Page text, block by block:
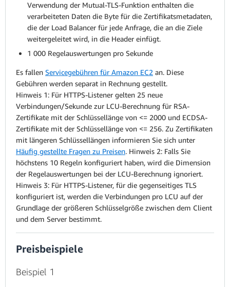
Verwendung der Mutual-TLS-Funktion enthalten die
verarbeiteten Daten die Byte für die Zertifikatsmetadaten,
die der Load Balancer für jede Anfrage, die an die Ziele
weitergeleitet wird, in die Header einfügt.
1 000 Regelauswertungen pro Sekunde
Es fallen Servicegebühren für Amazon EC2 an. Diese
Gebühren werden separat in Rechnung gestellt.
Hinweis 1: Für HTTPS-Listener gelten 25 neue
Verbindungen/Sekunde zur LCU-Berechnung für RSA-
Zertifikate mit der Schlüssellänge von <= 2000 und ECDSA-
Zertifikate mit der Schlüssellänge von <= 256. Zu Zertifikaten
mit längeren Schlüssellängen informieren Sie sich unter
Häufig gestellte Fragen zu Preisen. Hinweis 2: Falls Sie
höchstens 10 Regeln konfiguriert haben, wird die Dimension
der Regelauswertungen bei der LCU-Berechnung ignoriert.
Hinweis 3: Für HTTPS-Listener, für die gegenseitiges TLS
konfiguriert ist, werden die Verbindungen pro LCU auf der
Grundlage der größeren Schlüsselgröße zwischen dem Client
und dem Server bestimmt.
Preisbeispiele
Beispiel 1